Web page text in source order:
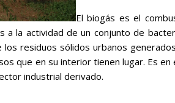
El biogás es el
a la actividad de un conjunto de
residuos sólidos urbanos
que en su interior tienen lugar. Es
industrial derivado.